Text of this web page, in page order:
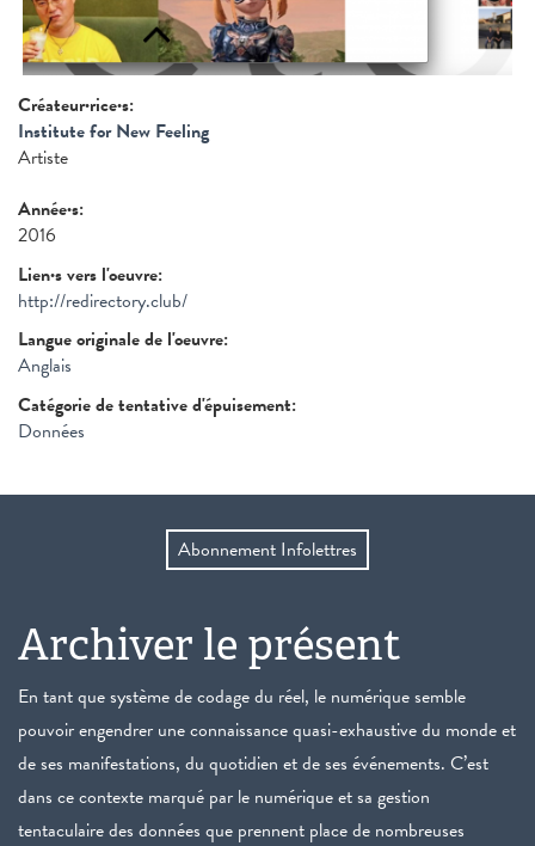
Créateur·rice·s:
Institute for New Feeling
Artiste
Année·s:
2016
Lien·s vers l'oeuvre:
http://redirectory.club/
Langue originale de l'oeuvre:
Anglais
Catégorie de tentative d'épuisement:
Données
Abonnement Infolettres
Archiver le présent
En tant que système de codage du réel, le numérique semble
pouvoir engendrer une connaissance quasi-exhaustive du monde et
de ses manifestations, du quotidien et de ses événements. C’est
dans ce contexte marqué par le numérique et sa gestion
tentaculaire des données que prennent place de nombreuses